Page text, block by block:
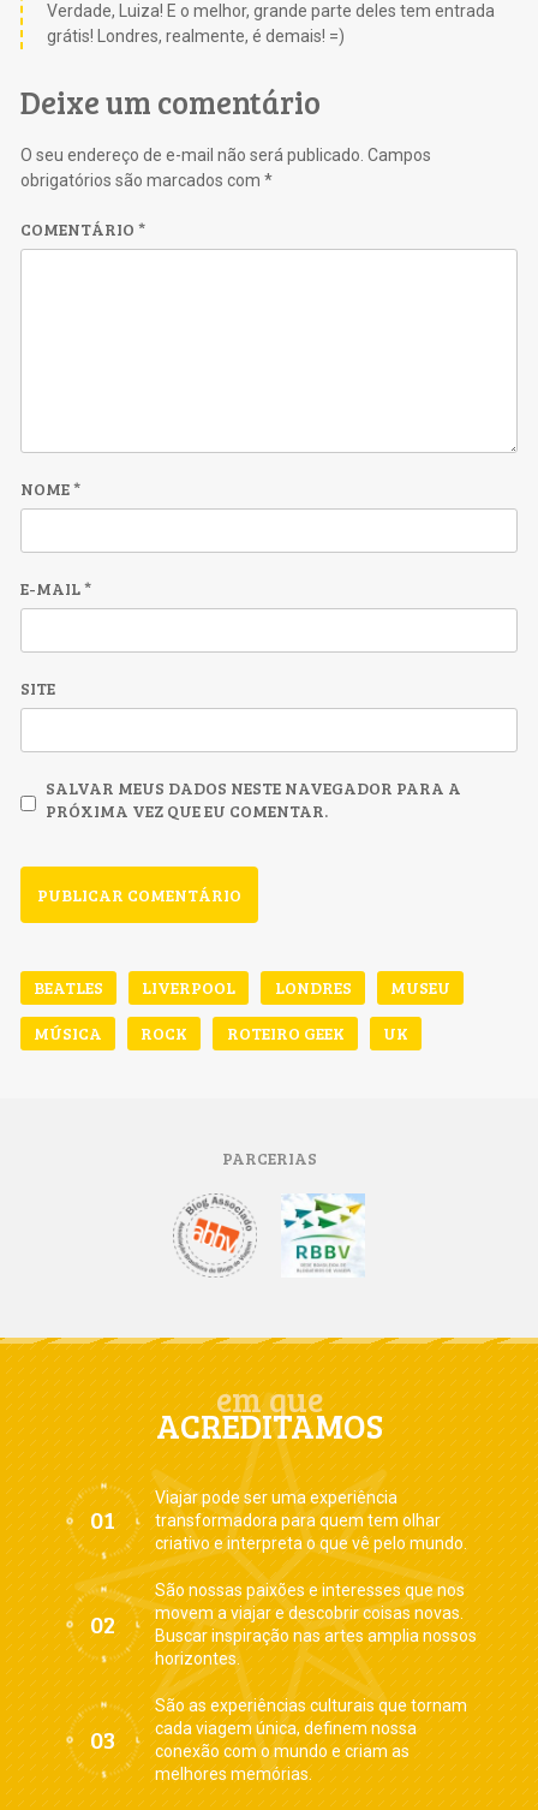
Verdade, Luiza! E o melhor, grande parte deles tem entrada
grátis! Londres, realmente, é demais! =)
Deixe um comentário
O seu endereço de e-mail não será publicado. Campos
obrigatórios são marcados com *
COMENTÁRIO *
NOME*
E-MAIL*
SITE
SALVAR MEUS DADOS NESTE NAVEGADOR PARA A
PRÓXIMA VEZ QUE EU COMENTAR.
BEATLES LIVERPOOL LONDRES
MUSEU
MÚSICA
ROCK ROTEIRO GEEK UK
PARCERIAS
em que
ACREDITAMOS
Viajar pode ser uma experiência
transformadora para quem tem olhar
criativo e interpreta o que vê pelo mundo.
São nossas paixões e interesses que nos
movem a viajar e descobrir coisas novas.
Buscar inspiração nas artes amplia nossos
horizontes.
São as experiências culturais que tornam
cada viagem única, definem nossa
conexão com o mundo e criam as
melhores memórias.